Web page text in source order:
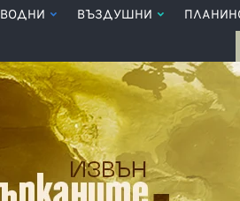
ВОДНИ ВЪЗДУШНИ